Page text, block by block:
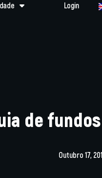
Login
de
Outubro 17,